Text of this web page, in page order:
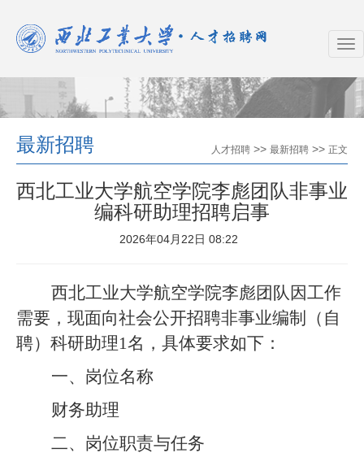
最新招聘 人才招聘 >> 最新招聘 >> 正文
西北工业大学航空学院李彪团队非事业
编科研助理招聘启事
2026年04月22日 08:22
西北工业大学航空学院李彪团队因工作
需要，现面向社会公开招聘非事业编制（自
聘）科研助理1名，具体要求如下：
一、岗位名称
财务助理
二、 岗位职责与任务